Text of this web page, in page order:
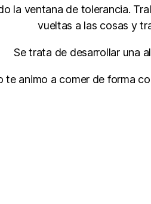
la ventana de tolerancia.
vueltas a las cosas y
Se trata de desarrollar una
te animo a comer de forma